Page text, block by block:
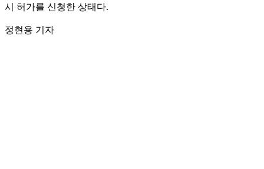
시 허가를 신청한 상태다.
정현용 기자